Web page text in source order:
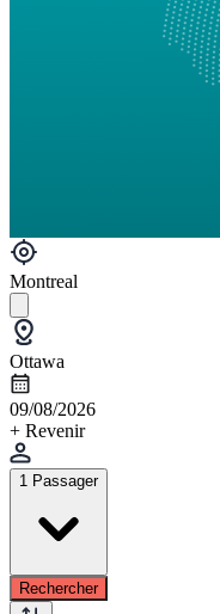
Montreal
Ottawa
09/08/2026
+ Revenir
1 Passager
Rechercher